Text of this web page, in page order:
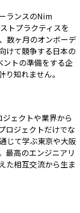
ランスのNim
トプラクティスを
数ヶ月のオンボーデ
けて競争する日本の
ントの準備をする企
知れません。
ェクトや業界から
ロジェクトだけでな
じて学ぶ東京や大阪
最高のエンジニアリ
た相互交流から生ま